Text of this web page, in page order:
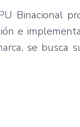
Binacional
e
se busca